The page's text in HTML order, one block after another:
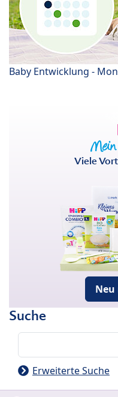
Baby Entwicklung -
Viele
Suche
Erweiterte Suche